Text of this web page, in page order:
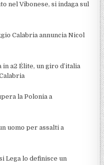
nel Vibonese, si indaga sul
Calabria annuncia Nicol
a2 Élite, un giro d’italia
la Polonia a
uomo per assalti a
Lega lo definisce un